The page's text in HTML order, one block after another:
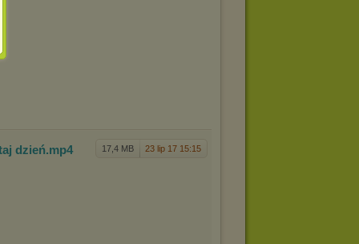
17,4 MB 23 lip 17 15:15
dzień.mp4